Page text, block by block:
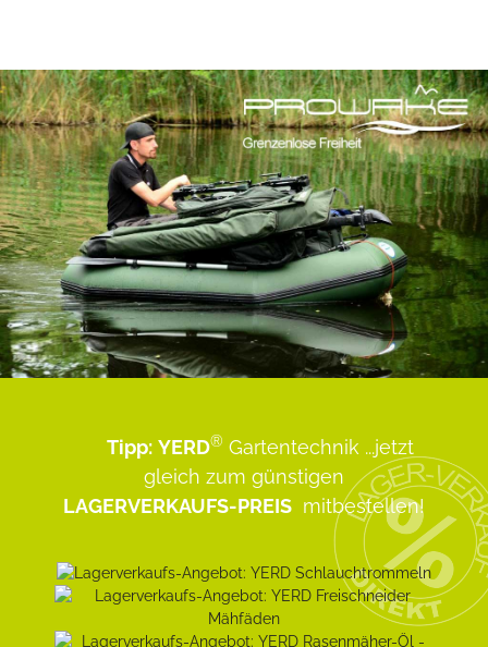
Tipp: YERD® Gartentechnik ...jetzt
gleich zum günstigen
LAGERVERKAUFS-PREIS mitbestellen!